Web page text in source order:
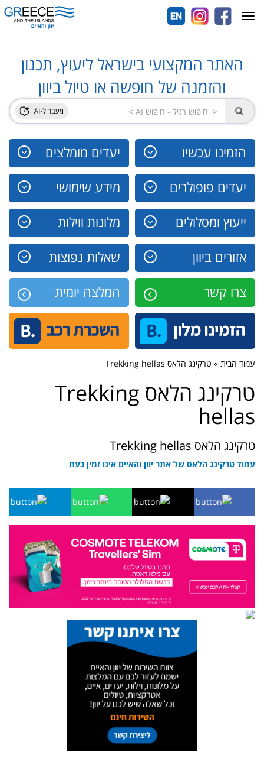
האתר המקצועי בישראל ליעוץ, תכנון
והזמנה של חופשה או טיול ביוון
הזמינו עכשיו יעדים מומלצים
יעדים פופולרים מידע שימושי
ייעוץ ומסלולים מלונות ווילות
אזורים ביוון שאלות נפוצות
צרו קשר המלצה יומית
Toggle
navigation
עמוד הבית » טרקינג הלאס Trekking hellas
טרקינג הלאס Trekking
hellas
טרקינג הלאס Trekking hellas
עמוד טרקינג הלאס של אתר יוון והאיים אינו זמין כעת